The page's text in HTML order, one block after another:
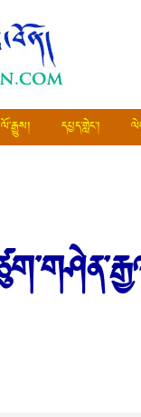
ལོ་རྒྱུས། དཔྱད་གླེང་།